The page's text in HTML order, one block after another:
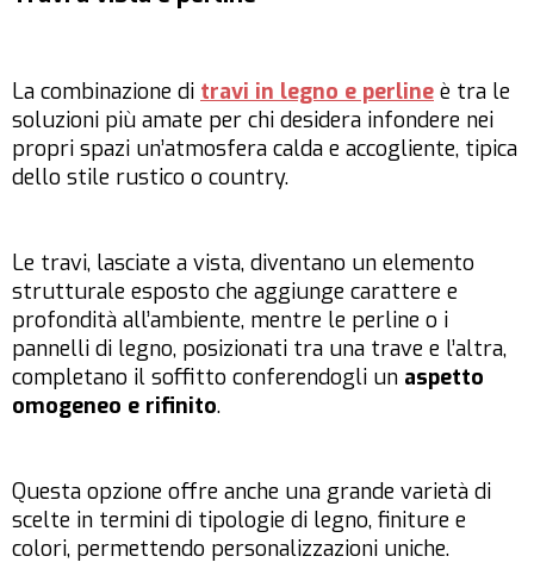
La combinazione di travi in legno e perline è tra le
soluzioni più amate per chi desidera infondere nei
propri spazi un’atmosfera calda e accogliente, tipica
dello stile rustico o country.
Le travi, lasciate a vista, diventano un elemento
strutturale esposto che aggiunge carattere e
profondità all’ambiente, mentre le perline o i
pannelli di legno, posizionati tra una trave e l’altra,
completano il soffitto conferendogli un aspetto
omogeneo e rifinito.
Questa opzione offre anche una grande varietà di
scelte in termini di tipologie di legno, finiture e
colori, permettendo personalizzazioni uniche.